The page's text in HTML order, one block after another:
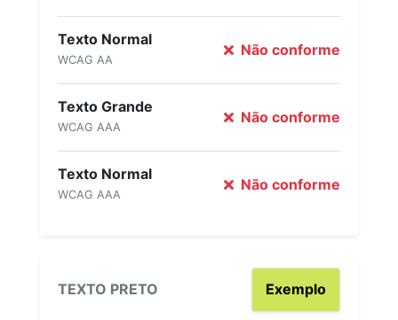
Texto Normal
WCAG AA
Não conforme
Texto Grande
WCAG AAA
Não conforme
Texto Normal
WCAG AAA
Não conforme
TEXTO PRETO Exemplo